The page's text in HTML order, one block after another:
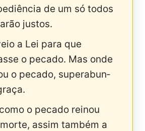
de um só todos
justos.
a Lei para que
o pecado. Mas onde
o pecado, superabun­
o pecado reinou
assim também a